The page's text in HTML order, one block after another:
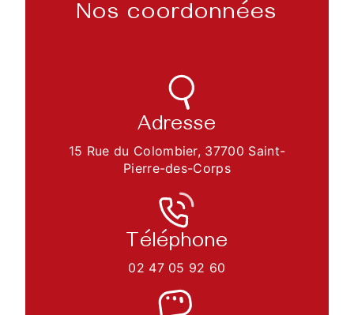
Nos coordonnées
Adresse
15 Rue du Colombier, 37700 Saint-
Pierre-des-Corps
Téléphone
02 47 05 92 60